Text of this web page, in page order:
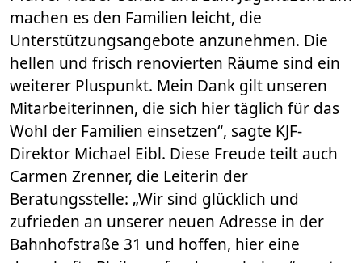
machen es den Familien leicht, die
Unterstützungsangebote anzunehmen. Die
hellen und frisch renovierten Räume sind ein
weiterer Pluspunkt. Mein Dank gilt unseren
Mitarbeiterinnen, die sich hier täglich für das
Wohl der Familien einsetzen“, sagte KJF-
Direktor Michael Eibl. Diese Freude teilt auch
Carmen Zrenner, die Leiterin der
Beratungsstelle: „Wir sind glücklich und
zufrieden an unserer neuen Adresse in der
Bahnhofstraße 31 und hoffen, hier eine